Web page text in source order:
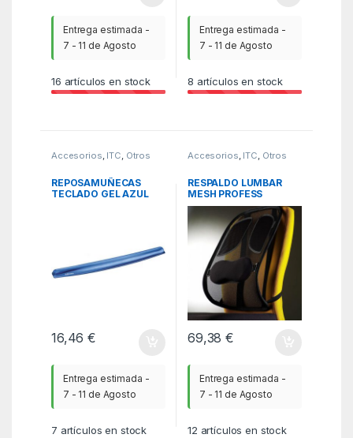
Entrega estimada -
7 - 11 de Agosto
16 artículos en stock
Entrega estimada -
7 - 11 de Agosto
8 artículos en stock
Accesorios ITC Otros
REPOSAMUÑECAS
TECLADO GEL AZUL
16,46€
Entrega estimada -
7 - 11 de Agosto
7 artículos en stock
Accesorios ITC Otros
RESPALDO LUMBAR
MESH PROFESS
FELLOWES 8029901
69,38€
Entrega estimada -
7 - 11 de Agosto
12 artículos en stock